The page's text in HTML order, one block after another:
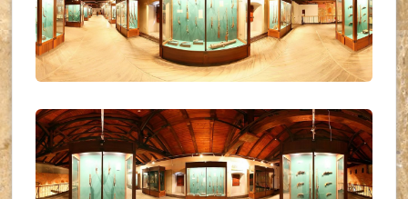
UKR_(34)